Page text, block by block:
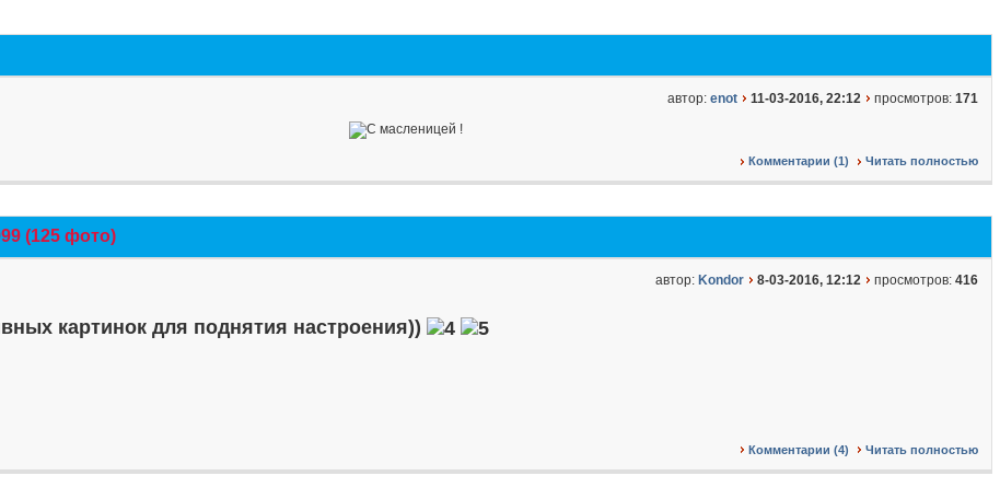
автор: enot 11-03-2016, 22:12 просмотров: 171
Комментарии (1) Читать полностью
(125 фото)
автор: Kondor 8-03-2016, 12:12 просмотров: 416
картинок для поднятия настроения))
Комментарии (4) Читать полностью